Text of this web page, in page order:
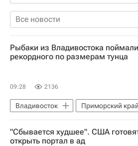
Все новости
Рыбаки из Владивостока поймали
рекордного по размерам тунца
09:28 2136
Владивосток
Приморский край
Общество
Залив Петра
"Сбывается худшее". США
открыть портал в ад